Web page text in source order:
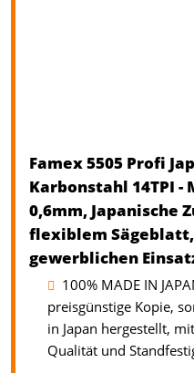
Famex 5505 Profi
Karbonstahl 14TPI -
0,6mm, Japanische
flexiblem Sägeblatt,
gewerblichen
100% MADE IN
preisgünstige Kopie,
in Japan hergestellt,
Qualität und